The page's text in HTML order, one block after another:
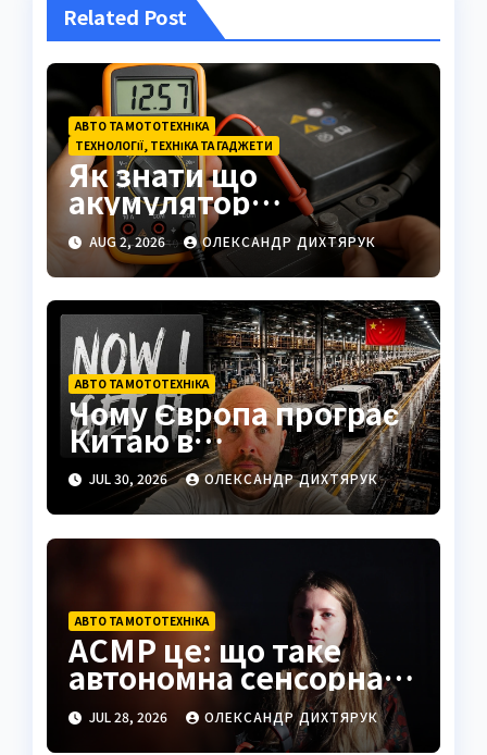
Related Post
АВТО ТА МОТОТЕХНІКА
ТЕХНОЛОГІЇ, ТЕХНІКА ТА ГАДЖЕТИ
Як знати що
акумулятор
заряджений: повний
посібник з методами
перевірки
AUG 2, 2026 ОЛЕКСАНДР ДИХТЯРУК
АВТО ТА МОТОТЕХНІКА
Чому Європа програє
Китаю в
електромобілях: візит
на завод BYD
JUL 30, 2026 ОЛЕКСАНДР ДИХТЯРУК
АВТО ТА МОТОТЕХНІКА
АСМР це: що таке
автономна сенсорна
меридіональна
реакція
JUL 28, 2026 ОЛЕКСАНДР ДИХТЯРУК